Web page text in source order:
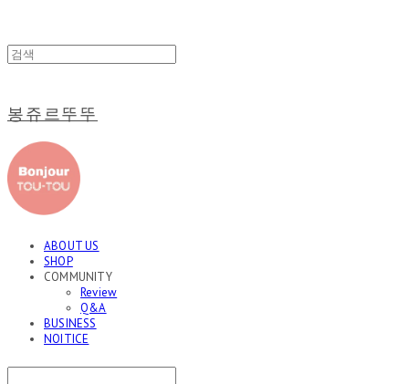
봉쥬르뚜뚜
ABOUT US
SHOP
COMMUNITY
Review
Q&A
BUSINESS
NOITICE